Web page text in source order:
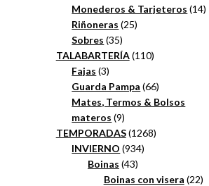
productos
Monederos & Tarjeteros 1414
Riñoneras 2525
Sobres 3535
productos
TALABARTERÍA 110110
Fajas 33
productos
Guarda Pampa 6666
productos
Mates, Termos & Bolsos
materos 99
productos
TEMPORADAS 12681268
INVIERNO 934934
Boinas 4343
productos
Boinas con visera 2222